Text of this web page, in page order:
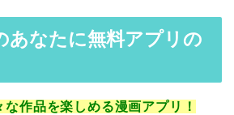
あなたに無料アプリの
な作品を楽しめる漫画アプリ！